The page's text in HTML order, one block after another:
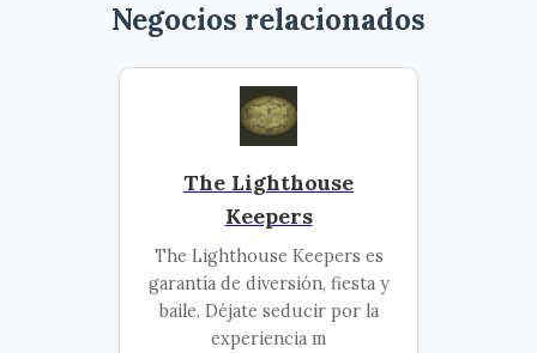
Negocios relacionados
The Lighthouse
Keepers
The Lighthouse Keepers es
garantía de diversión, fiesta y
baile. Déjate seducir por la
experiencia m